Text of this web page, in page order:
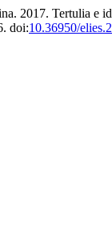
2017. Tertulia
doi:10.36950/